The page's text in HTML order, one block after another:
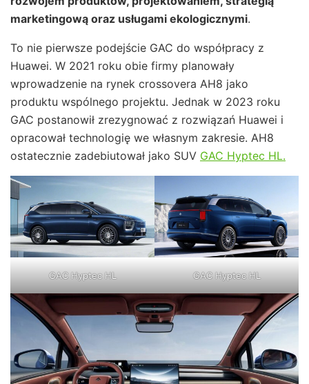
marketingową oraz usługami ekologicznymi.
To nie pierwsze podejście GAC do współpracy z
Huawei. W 2021 roku obie firmy planowały
wprowadzenie na rynek crossovera AH8 jako
produktu wspólnego projektu. Jednak w 2023 roku
GAC postanowił zrezygnować z rozwiązań Huawei i
opracował technologię we własnym zakresie. AH8
ostatecznie zadebiutował jako SUV GAC Hyptec HL.
GAC Hyptec HL GAC Hyptec HL